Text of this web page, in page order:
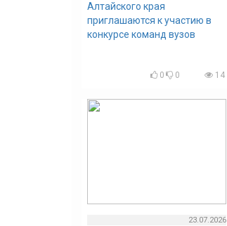
Алтайского края
приглашаются к участию в
конкурсе команд вузов
0 0 14
23.07.2026